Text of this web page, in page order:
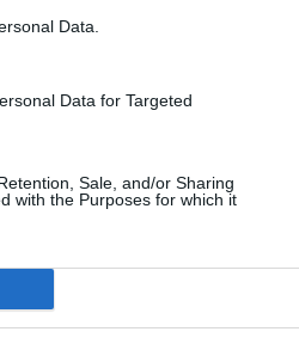
Data.
Data for Targeted
Sale, and/or Sharing
with the Purposes for which it